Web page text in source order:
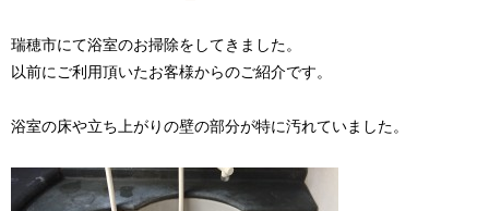
瑞穂市にて浴室のお掃除をしてきました。
以前にご利用頂いたお客様からのご紹介です。
浴室の床や立ち上がりの壁の部分が特に汚れていました。